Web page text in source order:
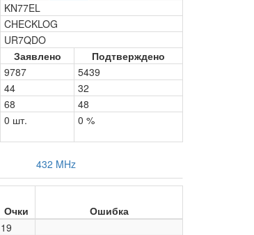
KN77EL
CHECKLOG
UR7QDO
Заявлено
Подтверждено
9787
5439
44
32
68
48
0 шт. 0 %
432 MHz
Очки Ошибка
19